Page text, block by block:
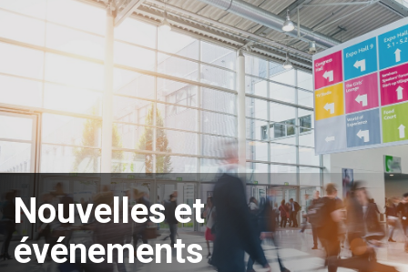
Nouvelles et
événements